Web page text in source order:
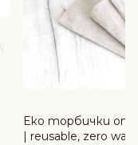
Еко торбички от
| reusable, zero